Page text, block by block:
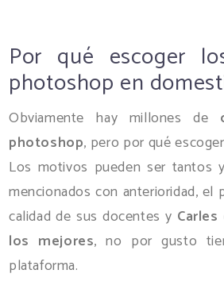
Por qué escoger
photoshop en
Obviamente hay millones de
photoshop, pero por qué
Los motivos pueden ser tantos
mencionados con anterioridad, el
calidad de sus docentes y
los mejores, no por gusto
plataforma.